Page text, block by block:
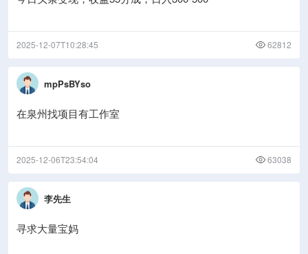
2025-12-07T10:28:45 62812
mpPsBYso
在泉州找项目有工作室
2025-12-06T23:54:04 63038
李先生
寻求大量宝妈